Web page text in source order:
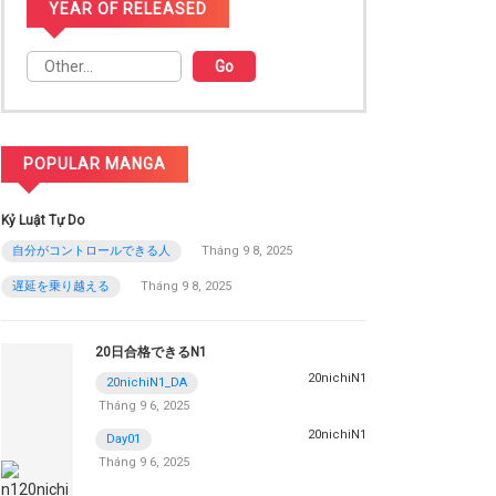
YEAR OF RELEASED
POPULAR MANGA
Kỷ Luật Tự Do
自分がコントロールできる人 Tháng 9 8, 2025
遅延を乗り越える Tháng 9 8, 2025
20日合格できるN1
20nichiN1_DA
20nichiN1
Tháng 9 6, 2025
Day01
20nichiN1
Tháng 9 6, 2025